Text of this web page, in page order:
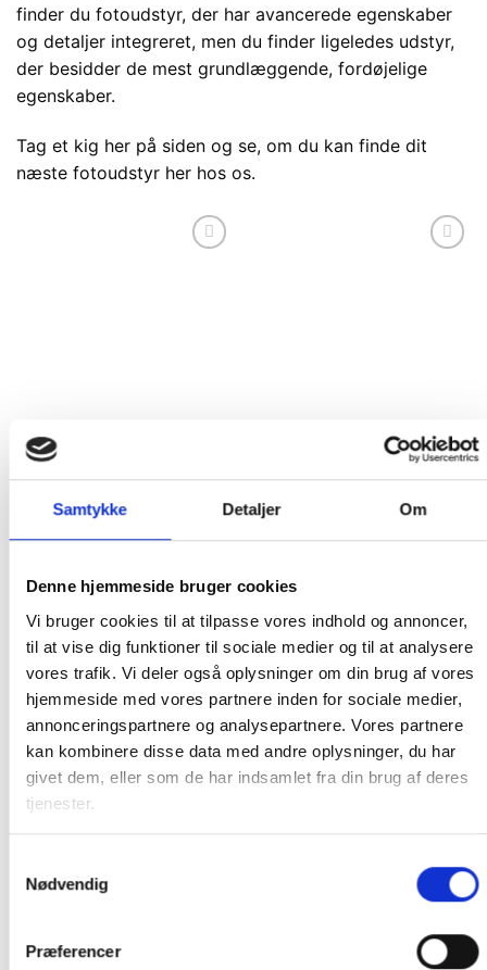
Samtykke Detaljer Om
Denne hjemmeside bruger cookies
Vi bruger cookies til at tilpasse vores indhold og annoncer,
til at vise dig funktioner til sociale medier og til at analysere
vores trafik. Vi deler også oplysninger om din brug af vores
hjemmeside med vores partnere inden for sociale medier,
annonceringspartnere og analysepartnere. Vores partnere
kan kombinere disse data med andre oplysninger, du har
givet dem, eller som de har indsamlet fra din brug af deres
tjenester.
Nødvendig
Præferencer
finder du fotoudstyr, der har avancerede egenskaber
og detaljer integreret, men du finder ligeledes udstyr,
der besidder de mest grundlæggende, fordøjelige
egenskaber.
Tag et kig her på siden og se, om du kan finde dit
næste fotoudstyr her hos os.
FOTO OG VIDEO
BLACKVUE Bilkamera RC200-
IR for DR650/650s
899,00
kr.
KITVISION Action Kamera
Escape 4K Wifi
ønskeliste
FOTO OG VIDEO
KITVISION Action Kamera
ønskeliste
FOTO OG VIDEO
Tilføj til
ønskeliste